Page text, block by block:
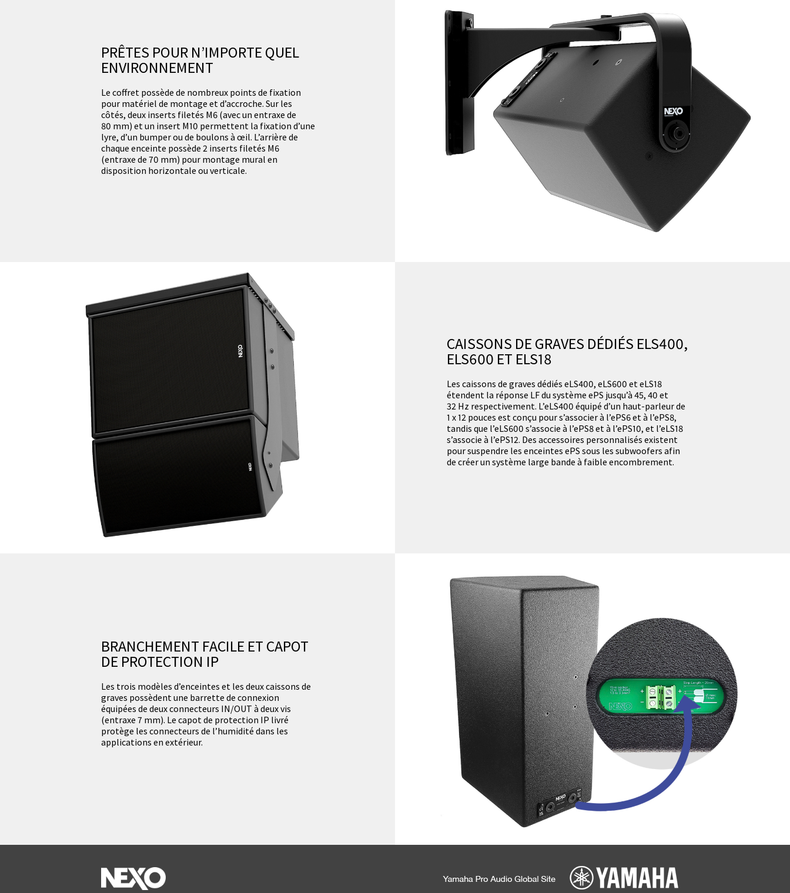
PRÊTES POUR N’IMPORTE QUEL
ENVIRONNEMENT
Le coffret possède de nombreux points de fixation
pour matériel de montage et d’accroche. Sur les
côtés, deux inserts filetés M6 (avec un entraxe de
80 mm) et un insert M10 permettent la fixation d’une
lyre, d’un bumper ou de boulons à œil. L’arrière de
chaque enceinte possède 2 inserts filetés M6
(entraxe de 70 mm) pour montage mural en
disposition horizontale ou verticale.
CAISSONS DE GRAVES DÉDIÉS ELS400,
ELS600 ET ELS18
Les caissons de graves dédiés eLS400, eLS600 et eLS18
étendent la réponse LF du système ePS jusqu’à 45, 40 et
32 Hz respectivement. L’eLS400 équipé d’un haut-parleur de
1 x 12 pouces est conçu pour s’associer à l’ePS6 et à l’ePS8,
tandis que l’eLS600 s’associe à l’ePS8 et à l’ePS10, et l’eLS18
s’associe à l’ePS12. Des accessoires personnalisés existent
pour suspendre les enceintes ePS sous les subwoofers afin
de créer un système large bande à faible encombrement.
BRANCHEMENT FACILE ET CAPOT
DE PROTECTION IP
Les trois modèles d’enceintes et les deux caissons de
graves possèdent une barrette de connexion
équipées de deux connecteurs IN/OUT à deux vis
(entraxe 7 mm). Le capot de protection IP livré
protège les connecteurs de l’humidité dans les
applications en extérieur.